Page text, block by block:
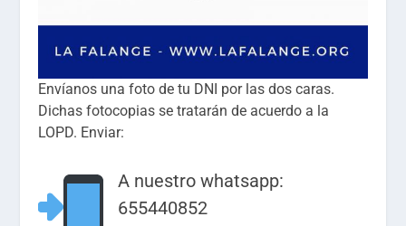
Envíanos una foto de tu DNI por las dos caras.
Dichas fotocopias se tratarán de acuerdo a la
LOPD. Enviar:
A nuestro whatsapp:
655440852